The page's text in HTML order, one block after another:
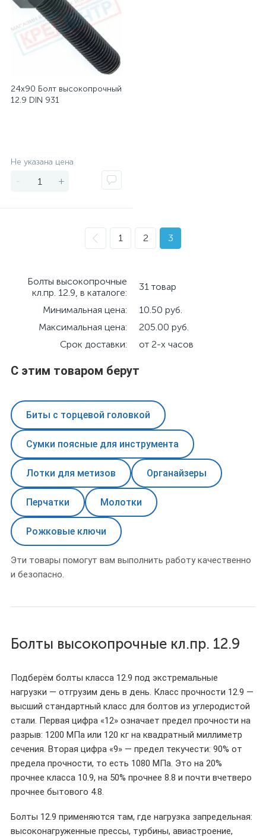
24х90 Болт высокопрочный
12.9 DIN 931
Не указана цена
- +
1 2 3
Болты высокопрочные
кл.пр. 12.9, в каталоге:
31 товар
Минимальная цена:
10.50 руб.
Максимальная цена:
205.00 руб.
Срок доставки:
от 2-х часов
С этим товаром берут
Биты с торцевой головкой
Сумки поясные для инструмента
Лотки для метизов Органайзеры
Перчатки Молотки
Рожковые ключи
Эти товары помогут вам выполнить работу качественно
и безопасно.
Болты высокопрочные кл.пр. 12.9
Подберём болты класса 12.9 под экстремальные
нагрузки — отгрузим день в день. Класс прочности 12.9 —
высший стандартный класс для болтов из углеродистой
стали. Первая цифра «12» означает предел прочности на
разрыв: 1200 МПа или 120 кг на квадратный миллиметр
сечения. Вторая цифра «9» — предел текучести: 90% от
предела прочности, то есть 1080 МПа. Это на 20%
прочнее класса 10.9, на 50% прочнее 8.8 и почти вчетверо
прочнее бытового 4.8.
Болты 12.9 применяются там, где нагрузка запредельная:
высоконагруженные прессы, турбины, авиастроение,